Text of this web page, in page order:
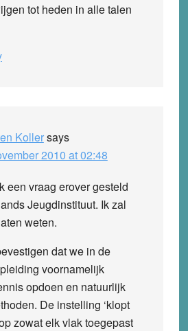
tot heden in alle talen
Kollersays
2010 at 02:48
een vraag erover gesteld
Jeugdinstituut. Ik zal
weten.
dat we in de
voornamelijk
opdoen en natuurlijk
De instelling ‘klopt
zowat elk vlak toegepast